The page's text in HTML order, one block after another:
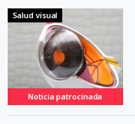
Salud visual
Noticia patrocinada